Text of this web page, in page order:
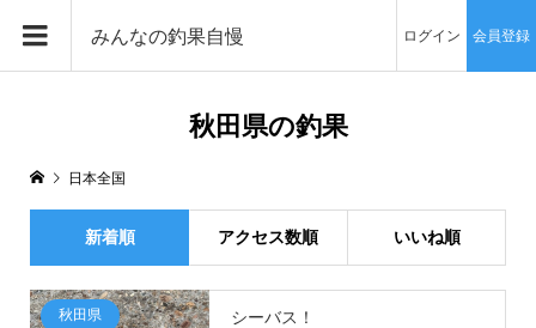
みんなの釣果自慢 ログイン 会員登録
秋田県の釣果
日本全国
新着順 アクセス数順 いいね順
秋田県 シーバス！